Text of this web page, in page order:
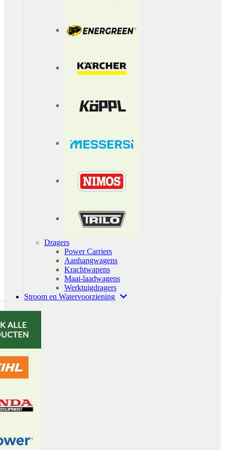
Dragers
Power Carriers
Aanhangwagens
Krachtwapens
Maai-laadwagens
Werktuigdragers
Stroom en Watervoorziening